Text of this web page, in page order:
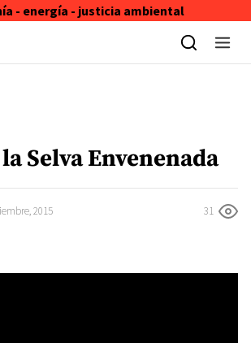
- energía - justicia ambiental
Selva Envenenada
2015 31